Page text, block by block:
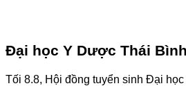
Đại học Y Dược Thái
Tối 8.8, Hội đồng tuyển sinh Đại